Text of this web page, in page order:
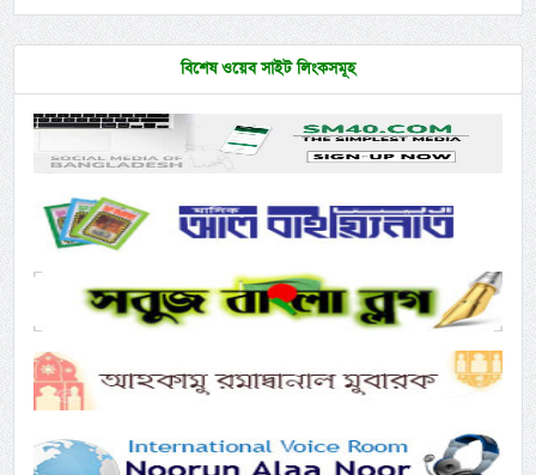
বিশেষ ওয়েব সাইট লিংকসমূহ